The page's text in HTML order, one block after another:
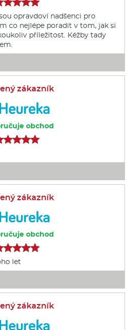
opravdoví nadšenci pro
co nejlépe poradit v tom, jak si
příležitost. Kéžby tady
zákazník
obchod
zákazník
obchod
let
zákazník